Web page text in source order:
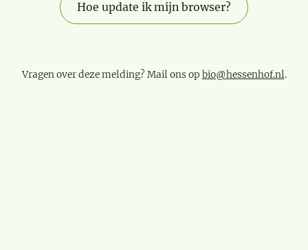
Hoe update ik mijn browser?
Vragen over deze melding? Mail ons op bio@hessenhof.nl.